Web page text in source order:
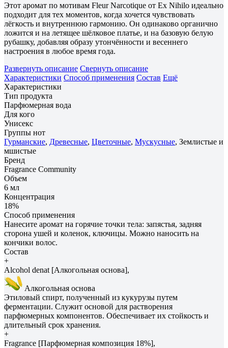
Этот аромат по мотивам Fleur Narcotique от Ex Nihilo идеально
подходит для тех моментов, когда хочется чувствовать
лёгкость и внутреннюю гармонию. Он одинаково органично
ложится и на летящее шёлковое платье, и на базовую белую
рубашку, добавляя образу утончённости и весеннего
настроения в любое время года.
Развернуть описание Свернуть описание
Характеристики Способ применения Состав Ещё
Характеристики
Тип продукта
Парфюмерная вода
Для кого
Унисекс
Группы нот
Гурманские, Древесные, Цветочные, Мускусные, Землистые и
мшистые
Бренд
Fragrance Community
Объем
6 мл
Концентрация
18%
Способ применения
Нанесите аромат на горячие точки тела: запястья, задняя
сторона ушей и коленок, ключицы. Можно наносить на
кончики волос.
Состав
+
Alcohol denat [Алкогольная основа],
Алкогольная основа
Этиловый спирт, полученный из кукурузы путем
ферментации. Служит основой для растворения
парфюмерных компонентов. Обеспечивает их стойкость и
длительный срок хранения.
+
Fragrance [Парфюмерная композиция 18%],